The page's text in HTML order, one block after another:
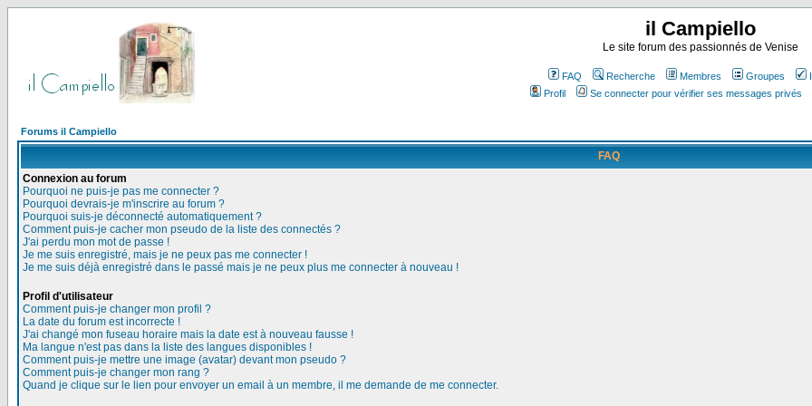
il Campiello
Le site forum des passionnés de Venise
FAQ Recherche Membres Groupes
Profil
Se connecter pour vérifier ses messages privés
Forums il Campiello
FAQ
Connexion au forum
Pourquoi ne puis-je pas me connecter ?
Pourquoi devrais-je m'inscrire au forum ?
Pourquoi suis-je déconnecté automatiquement ?
Comment puis-je cacher mon pseudo de la liste des connectés ?
J'ai perdu mon mot de passe !
Je me suis enregistré, mais je ne peux pas me connecter !
Je me suis déjà enregistré dans le passé mais je ne peux plus me connecter à nouveau !
Profil d'utilisateur
Comment puis-je changer mon profil ?
La date du forum est incorrecte !
J'ai changé mon fuseau horaire mais la date est à nouveau fausse !
Ma langue n'est pas dans la liste des langues disponibles !
Comment puis-je mettre une image (avatar) devant mon pseudo ?
Comment puis-je changer mon rang ?
Quand je clique sur le lien pour envoyer un email à un membre, il me demande de me connecter.